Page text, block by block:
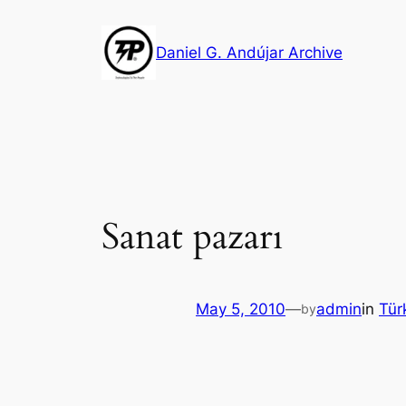
Daniel G. Andújar Archive
Sanat pazarı
May 5, 2010—byadminin